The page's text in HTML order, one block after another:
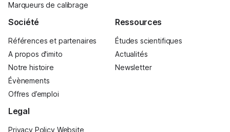
Marqueurs de calibrage
Société
Références et partenaires
A propos d'imito
Notre histoire
Évènements
Offres d’emploi
Ressources
Études scientifiques
Actualités
Newsletter
Legal
Privacy Policy Website